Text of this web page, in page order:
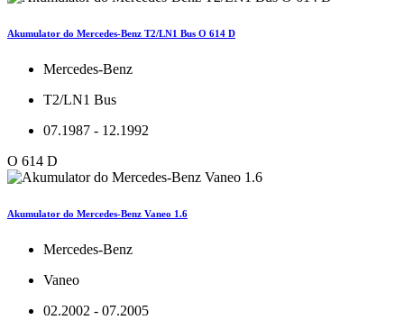
Akumulator do Mercedes-Benz T2/LN1 Bus O 614 D
Mercedes-Benz
T2/LN1 Bus
07.1987 - 12.1992
O 614 D
Akumulator do Mercedes-Benz Vaneo 1.6
Mercedes-Benz
Vaneo
02.2002 - 07.2005